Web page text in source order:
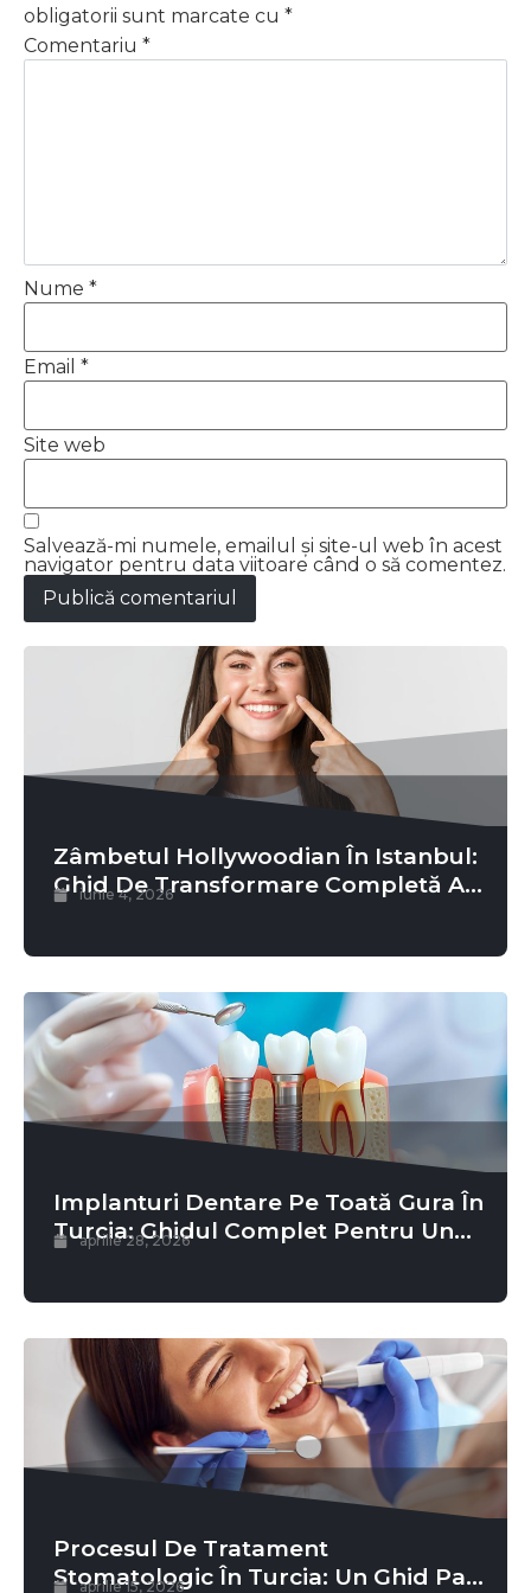
obligatorii sunt marcate cu *
Comentariu *
Nume *
Email *
Site web
Salvează-mi numele, emailul și site-ul web în acest
navigator pentru data viitoare când o să comentez.
Zâmbetul Hollywoodian În Istanbul:
Ghid De Transformare Completă A
iunie 4, 2026
Implanturi Dentare Pe Toată Gura În
Turcia: Ghidul Complet Pentru Un
aprilie 28, 2026
Procesul De Tratament
Stomatologic În Turcia: Un Ghid Pas
aprilie 15, 2026